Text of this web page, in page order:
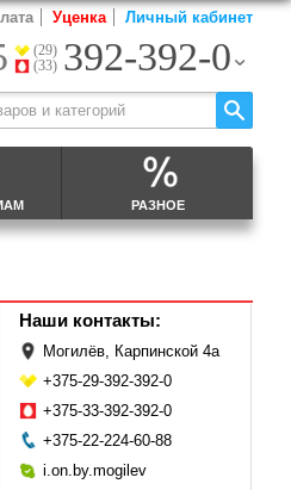
РАЗНОЕ
Уценка Личный кабинет
(29)
(33) 392-392-0
Наши контакты:
Могилёв, Карпинской 4а
+375-29-392-392-0
+375-33-392-392-0
+375-22-224-60-88
i.on.by.mogilev